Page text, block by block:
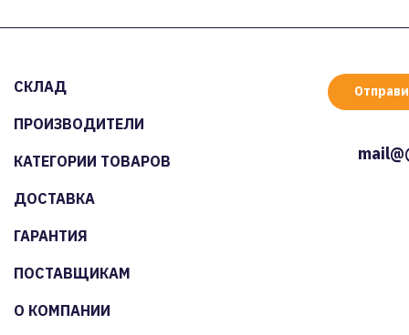
СКЛАД
ПРОИЗВОДИТЕЛИ
КАТЕГОРИИ ТОВАРОВ
ДОСТАВКА
ГАРАНТИЯ
ПОСТАВЩИКАМ
О КОМПАНИИ